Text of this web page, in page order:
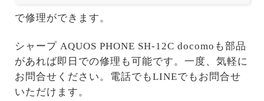
で修理ができます。
シャープ AQUOS PHONE SH-12C docomoも部品
があれば即日での修理も可能です。一度、気軽に
お問合せください。電話でもLINEでもお問合せ
いただけます。